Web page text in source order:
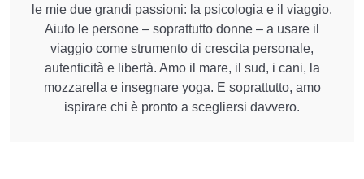
le mie due grandi passioni: la psicologia e il viaggio.
Aiuto le persone – soprattutto donne – a usare il
viaggio come strumento di crescita personale,
autenticità e libertà. Amo il mare, il sud, i cani, la
mozzarella e insegnare yoga. E soprattutto, amo
ispirare chi è pronto a scegliersi davvero.